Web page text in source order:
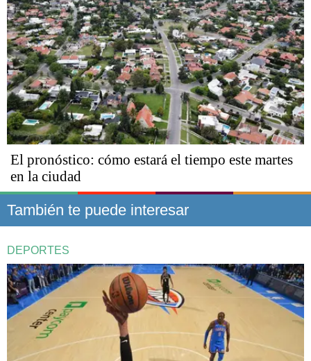
El pronóstico: cómo estará el tiempo este martes
en la ciudad
También te puede interesar
DEPORTES